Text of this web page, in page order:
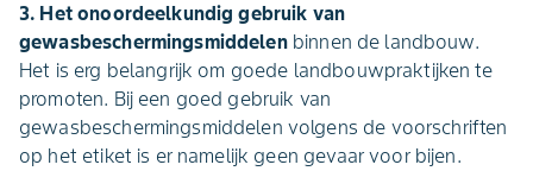
3. Het onoordeelkundig gebruik van
gewasbeschermingsmiddelen binnen de landbouw.
Het is erg belangrijk om goede landbouwpraktijken te
promoten. Bij een goed gebruik van
gewasbeschermingsmiddelen volgens de voorschriften
op het etiket is er namelijk geen gevaar voor bijen.